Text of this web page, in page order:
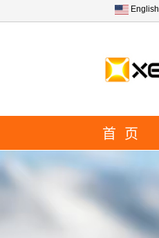
English
首 页